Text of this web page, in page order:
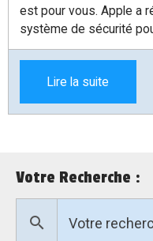
est pour vous. Apple a
système de sécurité
utilisées par les
et effectuer des
article, je vais vous
nouvelle fonction de
Lire la suite
Votre Recherche :